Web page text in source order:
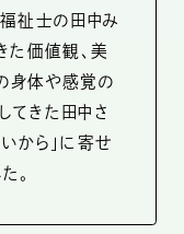
福祉士の田中み
た価値観、美
身体や感覚の
てきた田中さ
から」に寄せ
。